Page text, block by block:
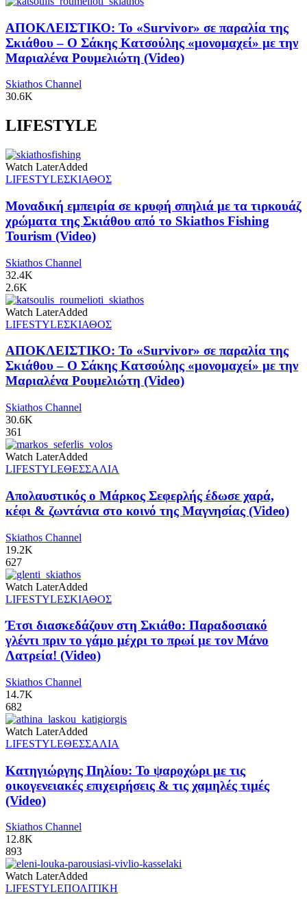
ΑΠΟΚΛΕΙΣΤΙΚΟ: Το «Survivor» σε παραλία της
Σκιάθου – Ο Σάκης Κατσούλης «μονομαχεί» με την
Μαριαλένα Ρουμελιώτη (Video)
Skiathos Channel
30.6K
LIFESTYLE
Watch LaterAdded
LIFESTYLEΣΚΙΑΘΟΣ
Μοναδική εμπειρία σε κρυφή σπηλιά με τα τιρκουάζ
χρώματα της Σκιάθου από το Skiathos Fishing
Tourism (Video)
Skiathos Channel
32.4K
2.6K
Watch LaterAdded
LIFESTYLEΣΚΙΑΘΟΣ
ΑΠΟΚΛΕΙΣΤΙΚΟ: Το «Survivor» σε παραλία της
Σκιάθου – Ο Σάκης Κατσούλης «μονομαχεί» με την
Μαριαλένα Ρουμελιώτη (Video)
Skiathos Channel
30.6K
361
Watch LaterAdded
LIFESTYLEΘΕΣΣΑΛΙΑ
Απολαυστικός ο Μάρκος Σεφερλής έδωσε χαρά,
κέφι & ζωντάνια στο κοινό της Μαγνησίας (Video)
Skiathos Channel
19.2K
627
Watch LaterAdded
LIFESTYLEΣΚΙΑΘΟΣ
Έτσι διασκεδάζουν στη Σκιάθο: Παραδοσιακό
γλέντι πριν το γάμο μέχρι το πρωί με τον Μάνο
Λατρεία! (Video)
Skiathos Channel
14.7K
682
Watch LaterAdded
LIFESTYLEΘΕΣΣΑΛΙΑ
Κατηγιώργης Πηλίου: Το ψαροχώρι με τις
οικογενειακές επιχειρήσεις & τις χαμηλές τιμές
(Video)
Skiathos Channel
12.8K
893
Watch LaterAdded
LIFESTYLEΠΟΛΙΤΙΚΗ